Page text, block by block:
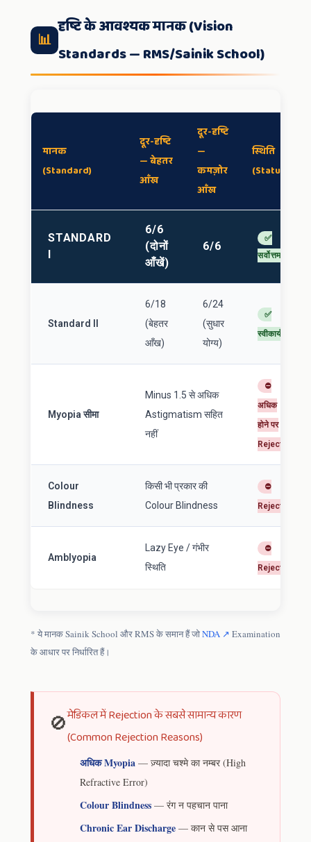
📊
दृष्टि के आवश्यक मानक (Vision
Standards — RMS/Sainik School)
मानक
(Standard)
दूर-दृष्टि
— बेहतर
आँख
दूर-दृष्टि
—
कमज़ोर
आँख
स्थिति
(Status)
STANDARD
I
6/6
(दोनों
आँखें)
6/6
✅
सर्वोत्तम
Standard II
6/18
(बेहतर
आँख)
6/24
(सुधार
योग्य)
✅
स्वीकार्य
Myopia सीमा
Minus 1.5 से अधिक
Astigmatism सहित
नहीं
⛔
अधिक
होने पर
Reject
Colour
Blindness
किसी भी प्रकार की
Colour Blindness
⛔
Reject
Amblyopia
Lazy Eye / गंभीर
स्थिति
⛔
Reject
* ये मानक Sainik School और RMS के समान हैं जोNDA ↗ Examination
के आधार पर निर्धारित हैं।
🚫मेडिकल में Rejection के सबसे सामान्य कारण
(Common Rejection Reasons)
अधिक Myopia — ज़्यादा चश्मे का नम्बर (High
Refractive Error)
Colour Blindness — रंग न पहचान पाना
Chronic Ear Discharge — कान से पस आना